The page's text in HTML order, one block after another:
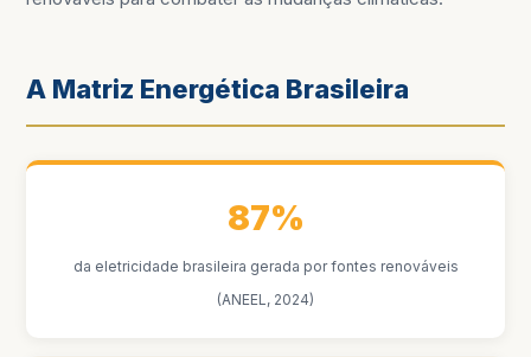
A Matriz Energética Brasileira
87%
da eletricidade brasileira gerada por fontes renováveis
(ANEEL, 2024)